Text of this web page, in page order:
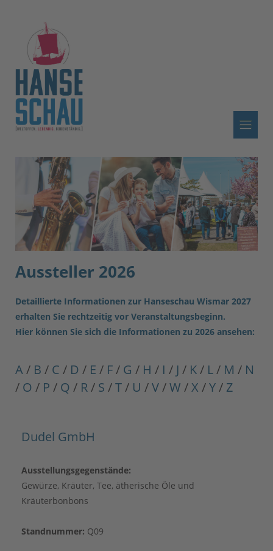
Aussteller 2026
Detaillierte Informationen zur Hanseschau Wismar 2027
erhalten Sie rechtzeitig vor Veranstaltungsbeginn.
Hier können Sie sich die Informationen zu 2026 ansehen:
A/ B / C / D / E / F/ G / H / I / J / K/ L/ M / N
/ O / P / Q / R/ S /T/ U /V/W /X /Y/ Z
Dudel GmbH
Ausstellungsgegenstände:
Gewürze, Kräuter, Tee, ätherische Öle und
Kräuterbonbons
Standnummer: Q09